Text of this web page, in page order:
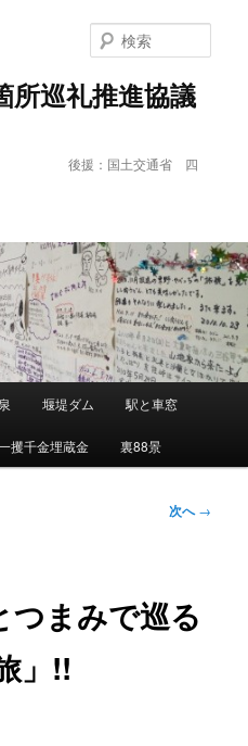
所巡礼推進協議
す♪ 後援：国土交通省 四
索
堰堤ダム 駅と車窓
攫千金埋蔵金 裏88景
次へ→
つまみで巡る
」!!